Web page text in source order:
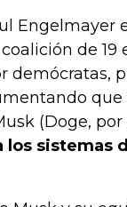
Engelmayer
de 19
demócratas,
(Doge, por
los